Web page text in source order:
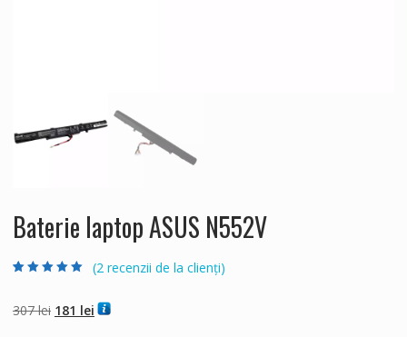
Baterie laptop ASUS N552V
evaluări de la
clienți
(2 recenzii de la clienți)
307lei Prețul
181 leiPrețul